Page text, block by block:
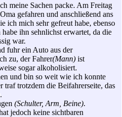
meine Sachen packe. Am Freitag
gefahren und anschließend ans
ich mich sehr gefreut habe, ebenso
ihn sehnlichst erwartet, da die
war.
fuhr ein Auto aus der
zu, der Fahrer(Mann) ist
sogar alkoholisiert.
und bin so weit wie ich konnte
traf trotzdem die Beifahrerseite, das
(Schulter, Arm, Beine).
jedoch keine sichtbaren